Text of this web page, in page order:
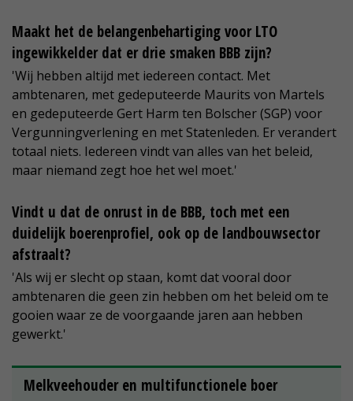
Maakt het de belangenbehartiging voor LTO
ingewikkelder dat er drie smaken BBB zijn?
'Wij hebben altijd met iedereen contact. Met
ambtenaren, met gedeputeerde Maurits von Martels
en gedeputeerde Gert Harm ten Bolscher (SGP) voor
Vergunningverlening en met Statenleden. Er verandert
totaal niets. Iedereen vindt van alles van het beleid,
maar niemand zegt hoe het wel moet.'
Vindt u dat de onrust in de BBB, toch met een
duidelijk boerenprofiel, ook op de landbouwsector
afstraalt?
'Als wij er slecht op staan, komt dat vooral door
ambtenaren die geen zin hebben om het beleid om te
gooien waar ze de voorgaande jaren aan hebben
gewerkt.'
Melkveehouder en multifunctionele boer